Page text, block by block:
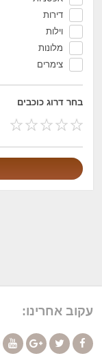
דירות
וילות
מלונות
צימרים
בחר דרוג כוכבים
עקוב אחרינו: